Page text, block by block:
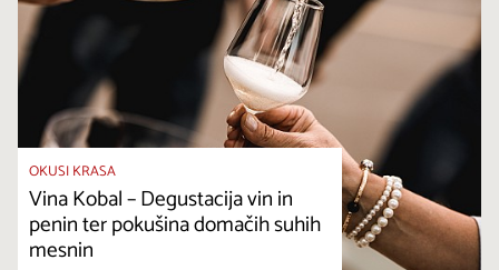
OKUSI KRASA
Vina Kobal – Degustacija vin in
penin ter pokušina domačih suhih
mesnin